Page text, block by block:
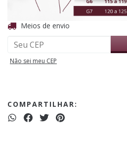
Entregas para o CEP:
Meios de envio
Não sei meu CEP
COMPARTILHAR: